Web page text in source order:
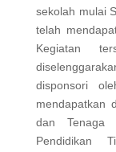
sekolah mulai
telah
Kegiatan
disponsori
mendapatkan
dan Tenaga
Pendidikan